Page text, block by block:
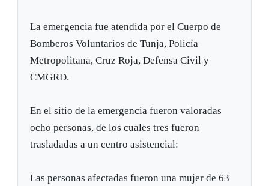
La emergencia fue atendida por el Cuerpo de
Bomberos Voluntarios de Tunja, Policía
Metropolitana, Cruz Roja, Defensa Civil y
CMGRD.
En el sitio de la emergencia fueron valoradas
ocho personas, de los cuales tres fueron
trasladadas a un centro asistencial:
Las personas afectadas fueron una mujer de 63